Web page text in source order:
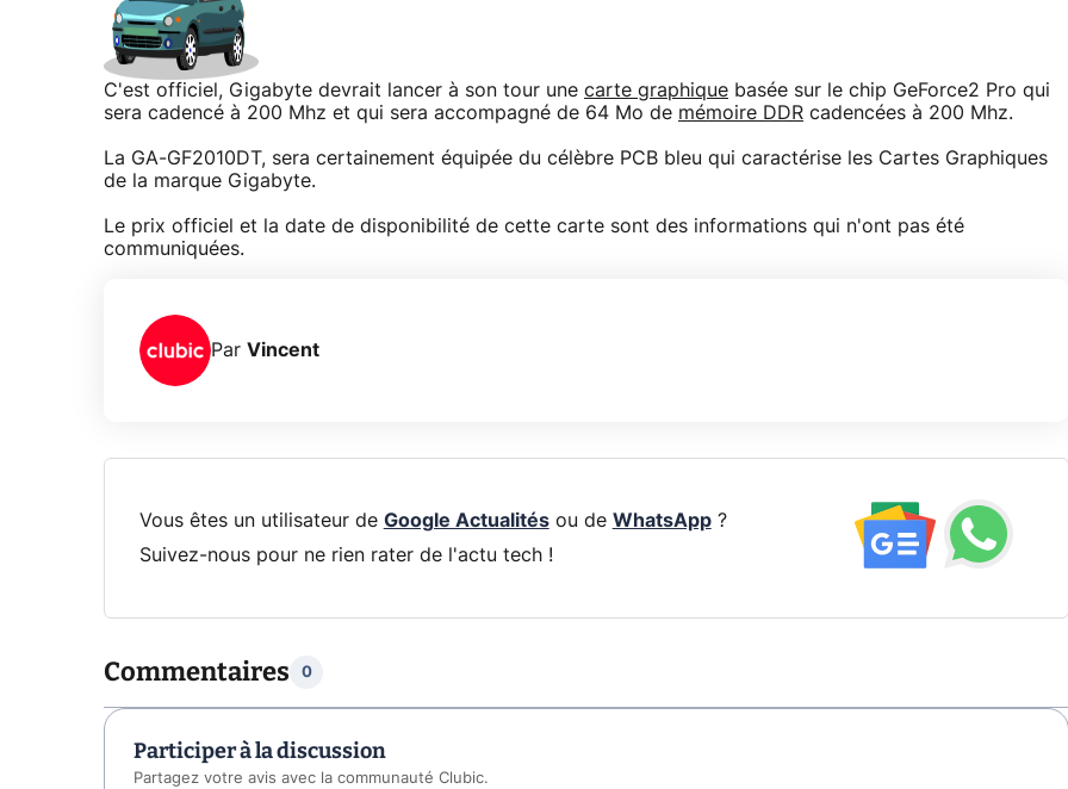
C'est officiel, Gigabyte devrait lancer à son tour une carte graphique basée sur le chip GeForce2 Pro qui
sera cadencé à 200 Mhz et qui sera accompagné de 64 Mo de mémoire DDR cadencées à 200 Mhz.
La GA-GF2010DT, sera certainement équipée du célèbre PCB bleu qui caractérise les Cartes Graphiques
de la marque Gigabyte.
Le prix officiel et la date de disponibilité de cette carte sont des informations qui n'ont pas été
communiquées.
Par Vincent
Vous êtes un utilisateur de Google Actualitésou de WhatsApp?
Suivez-nous pour ne rien rater de l'actu tech !
Commentaires 0
Participer à la discussion
Partagez votre avis avec la communauté Clubic.